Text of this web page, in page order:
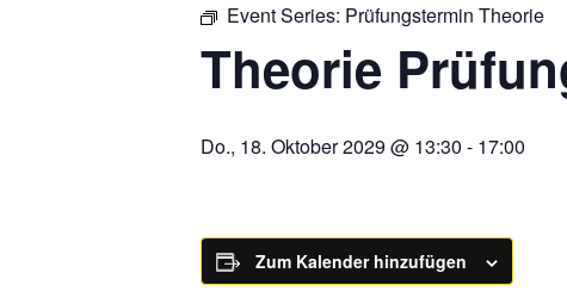
Event Series: Prüfungstermin Theorie
Theorie
Do., 18. Oktober 2029 @ 13:30 - 17:00
Zum Kalender hinzufügen